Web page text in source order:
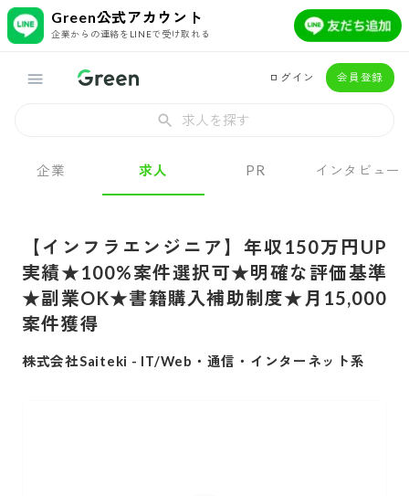
Green公式アカウント
企業からの連絡をLINEで受け取れる
ログイン 会員登録
求人を探す
企業 求人 PR インタビュー
【インフラエンジニア】年収150万円UP
実績★100%案件選択可★明確な評価基準
★副業OK★書籍購入補助制度★月15,000
案件獲得
株式会社Saiteki - IT/Web・通信・インターネット系